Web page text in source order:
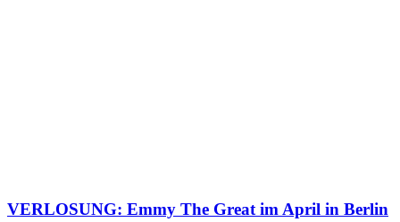
VERLOSUNG: Emmy The Great im April in Berlin